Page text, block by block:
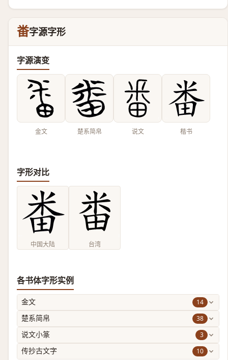
畨字源字形
字源演变
金文 楚系简帛 说文 楷书
字形对比
中国大陆 台湾
各书体字形实例
金文 14
楚系简帛 38
说文小篆 3
传抄古文字 10